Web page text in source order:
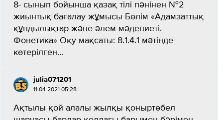
8- сынып бойынша қазақ тілі пәнінен №2
жиынтық бағалау жұмысы Бөлім «Адамзаттық
құндылықтар және әлем мәдениеті.
Фонетика» Оқу мақсаты: 8.1.4.1 мәтінде
көтерілген...
julia071201
11.04.2021 05:28
Ақтылы қой алалы жылқы қоныртөбел